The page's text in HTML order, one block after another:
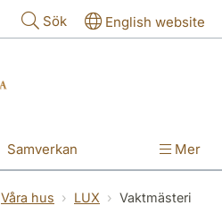
Sök English website
Samverkan Mer
Våra hus LUX
Vaktmästeri